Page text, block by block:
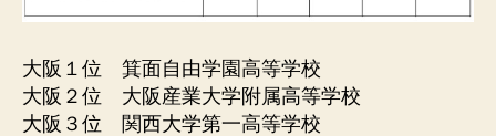
大阪１位 箕面自由学園高等学校
大阪２位 大阪産業大学附属高等学校
大阪３位 関西大学第一高等学校